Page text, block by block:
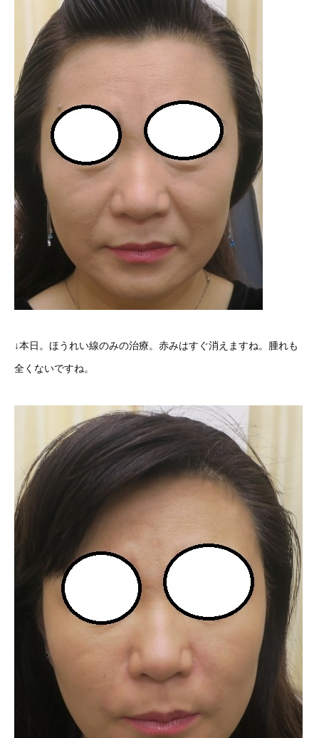
↓本日。ほうれい線のみの治療。赤みはすぐ消えますね。腫れも
全くないですね。